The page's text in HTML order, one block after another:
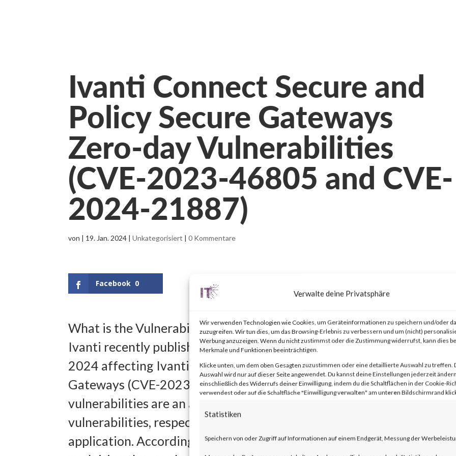
Verwalte deine Privatsphäre
Wir verwenden Technologien wie Cookies, um Geräteinformationen zu speichern und/oder
zuzugreifen. Wir tun dies, um das Browsing-Erlebnis zu verbessern und um (nicht)
Werbung anzuzeigen. Wenn du nicht zustimmst oder die Zustimmung widerrufst, kann dies
Merkmale und Funktionen beeinträchtigen.
Klicke unten, um dem oben Gesagten zuzustimmen oder eine detaillierte Auswahl zu treffen.
Auswahl wird nur auf dieser Seite angewendet. Du kannst deine Einstellungen jederzeit
einschließlich des Widerrufs deiner Einwilligung, indem du die Schaltflächen in der Cookie-
verwendest oder auf die Schaltfläche "Einwilligung verwalten" am unteren Bildschirmrand
Statistiken
Speichern von oder Zugriff auf Informationen auf einem Endgerät, Messung der
Ivanti Connect Secure and
Policy Secure Gateways
Zero-day Vulnerabilities
(CVE-2023-46805 and CVE-
2024-21887)
von | 19. Jan. 2024 |Unkategorisiert |0 Kommentare
Facebook 0
What is the Vulnerability?
Ivanti recently published an advisory on two vulnerabilities on Jan
2024 affecting Ivanti Connect Secure (ICS) and Ivanti Policy Secure
Gateways (CVE-2023-46805 and CVE-2024-21887). The
vulnerabilities are an authentication bypass and command injection
vulnerabilities, respectively in the web component of affected
application. According to the vendor advisory, when chained